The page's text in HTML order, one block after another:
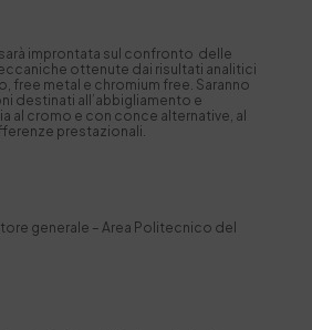
improntata sul confronto delle
ottenute dai risultati analitici
free metal e chromium free. Saranno
destinati all’abbigliamento e
al cromo e con conce alternative, al
prestazionali.
generale – Area Politecnico del